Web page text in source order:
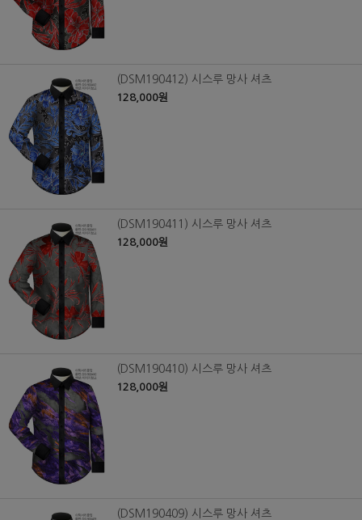
(DSM190412) 시스루 망사 셔츠
128,000원
(DSM190411) 시스루 망사 셔츠
128,000원
(DSM190410) 시스루 망사 셔츠
128,000원
(DSM190409) 시스루 망사 셔츠